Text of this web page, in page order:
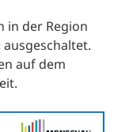
in der Region
auf dem